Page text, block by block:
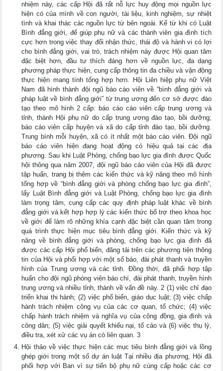
nhiệm này, các cấp Hội đã rất nỗ lực huy động mọi nguồn lực
hiện có của mình về con người, tài liệu, kinh nghiệm, sự nhiệt
tình và khai thác các nguồn lực từ bên ngoài. Kể từ khi có Luật
Bình đẳng giới, để giúp phụ nữ và các thành viên gia đình tích
cực hơn trong việc thay đổi nhận thức, thái độ và hành vi có lợi
cho bình đẳng giới, vai trò, trách nhiệm này được Hội quan tâm
đặc biệt hơn, đầu tư thích đáng hơn về nguồn lực, đa dạng
phương pháp thực hiện, cung cấp thông tin đa chiều và vận động
thực hiện mang tính tổng hợp hơn. Hội Liên hiệp phụ nữ Việt
Nam đã hình thành đội ngũ báo cáo viên về “bình đẳng giới và
pháp luật về bình đẳng giới” từ trung ương đến cơ sở được đào
tạo theo mô hình 2 cấp: báo cáo cáo viên cấp trung ương và
tỉnh, thành Hội phụ nữ do cấp trung ương đào tạo, bồi dưỡng;
báo cáo viên cấp huyện và xã do cấp tỉnh đào tạo, bồi dưỡng.
Trung bình mỗi huyện, xã có ít nhất một báo cáo viên. Đội ngũ
báo cáo viên hiện đang hoạt động có hiệu quả tại các địa
phương. Sau khi Luật Phòng, chống bạo lực gia đình được Quốc
hội thông qua năm 2007, đội ngũ báo cáo viên của Hội đã được
tập huấn, trang bị thêm các kiến thức và kỹ năng theo mô hình
tổng hợp về “bình đẳng giới và phòng chống bạo lực gia đình”,
lấy Luật Bình đẳng giới và Luật Phòng, chống bạo lực gia đình
làm trọng tâm, cung cấp các quy định pháp luật khác về bình
đẳng giới và kết hợp hợp lý các kiến thức bổ trợ theo khoa học
về giới để làm rõ những khía cạnh đặc biệt cần quan tâm trong
quá trình thực hiện mục tiêu bình đẳng giới. Kiến thức và kỹ
năng về bình đẳng giới và phòng, chống bạo lực gia đình đã
được các cấp Hội phổ biến, đăng tải trên các phương tiện thông
tin của Hội và phối hợp với một số báo, đài phát thanh và truyền
hình của Trung ương và các tỉnh. Đồng thời, đã phối hợp tập
huấn cho đội ngũ phóng viên báo chí, đài phát thanh, truyền hình
trung ương và nhiều tỉnh, thành về vấn đề này. 2 (1) việc chỉ đạo
triển khai thi hành; (2) việc phổ biến, giáo dục luật; (3) việc chấp
hành trách nhiệm công vụ của các cơ quan, tổ chức; (4) việc
chấp hành trách nhiệm và nghĩa vụ của cộng đồng, gia đình và
công dân; (5) việc giải quyết khiếu nại, tố cáo và (6) việc thụ lý,
điều tra, xét xử các vụ án có liên quan. 3
Hội thảo về việc thực hiện các mục tiêu bình đẳng giới và lồng
ghép giới trong một số dự án luật Tại nhiều địa phương, Hội đã
phối hợp với Ban vì sự tiến bộ phụ nữ cùng cấp hoặc các cơ